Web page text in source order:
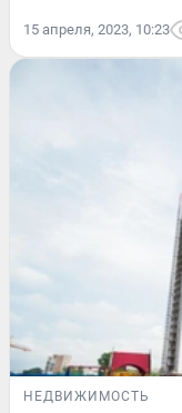
15 апреля, 2023, 10:23
НЕДВИЖИМОСТЬ